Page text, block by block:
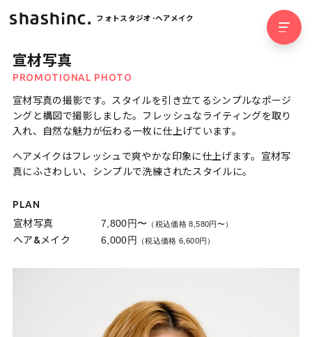
フォトスタジオ･ヘアメイク
宣材写真
PROMOTIONAL PHOTO
宣材写真の撮影です。スタイルを引き立てるシンプルなポージ
ングと構図で撮影しました。フレッシュなライティングを取り
入れ、自然な魅力が伝わる一枚に仕上げています。
ヘアメイクはフレッシュで爽やかな印象に仕上げます。宣材写
真にふさわしい、シンプルで洗練されたスタイルに。
PLAN
宣材写真
7,800円〜 （税込価格 8,580円〜）
ヘア&メイク 6,000円 （税込価格 6,600円）